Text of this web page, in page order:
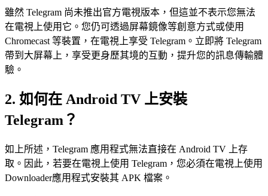
雖然 Telegram 尚未推出官方電視版本，但這並不表示您無法
在電視上使用它。您仍可透過屏幕鏡像等創意方式或使用
Chromecast 等裝置，在電視上享受 Telegram。立即將 Telegram
帶到大屏幕上，享受更身歷其境的互動，提升您的訊息傳輸體
驗。
2. 如何在 Android TV 上安裝
Telegram？
如上所述，Telegram 應用程式無法直接在 Android TV 上存
取。因此，若要在電視上使用 Telegram，您必須在電視上使用
Downloader應用程式安裝其 APK 檔案。